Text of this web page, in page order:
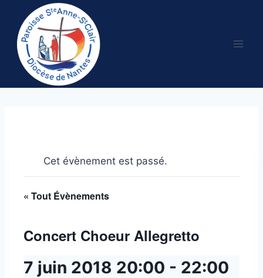
contenu
Cet évènement est passé.
« Tout Évènements
Concert Choeur Allegretto
7 juin 2018 20:00 - 22:00